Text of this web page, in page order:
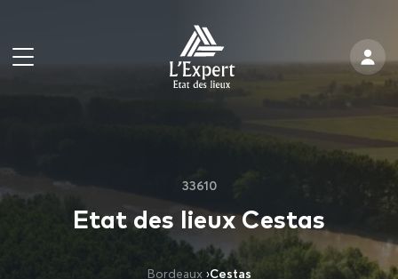
33610
Etat des lieux Cestas
Bordeaux ›Cestas